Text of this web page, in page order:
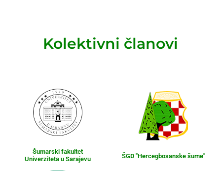
Kolektivni članovi
Šumarski fakultet
Univerziteta u Sarajevu
ŠGD "Hercegbosanske šume"